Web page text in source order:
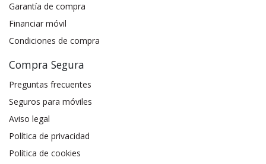
Garantía de compra
Financiar móvil
Condiciones de compra
Compra Segura
Preguntas frecuentes
Seguros para móviles
Aviso legal
Política de privacidad
Política de cookies